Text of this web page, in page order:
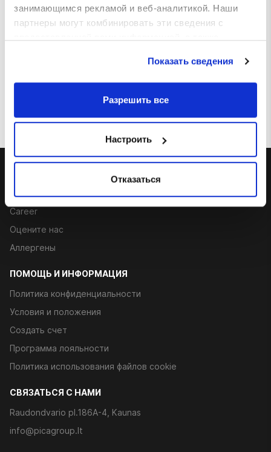
занимающимся рекламой и веб-аналитикой. Наши
партнеры могут комбинировать эти сведения с
Показать сведения
Разрешить все
Настроить
Отказаться
Go mango
чили, салат айсберг, помидоры,
€ 6.50
Контакты
Career
Оцените нас
Аллергены
ПОМОЩЬ И ИНФОРМАЦИЯ
Политика конфиденциальности
Условия и положения
Создать счет
Программа лояльности
Политика использования файлов cookie
CВЯЗАТЬСЯ С НАМИ
Raudondvario pl.186A-4, Kaunas
info@picagroup.lt